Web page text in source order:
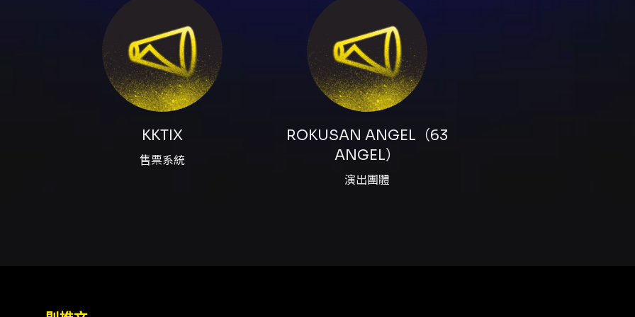
與其他規定： - 本節目採用文化部票券範本之方案二：消費者可在購買票券後 3 日內（不含購
額 5% 手續費。退票需依 KKTIX 規定辦理（未取票與已取票退票流程不同，信用卡刷退僅退回
止及調整演出內容之權利，演出時間可能因演員或製作運作情況調整；相關公告以活動官網及現
注意事項
重要注意事項： - 年齡限制：12 歲以下不得入場；一人一票，憑票入場。票券視同有價證券，
與遲到：每場開演前 30 分鐘開始入場，場館有遲到管制，逾時觀眾需遵守場方規定。 - 攝影與
器、自拍棒、腳架／一腳架；可更換鏡頭之單眼或任何可更換鏡頭之相機；GoPro、
鏡、隱藏式攝影器材；任何專業或肩扛式攝影機（如 FX3／FX6／BMPCC 等）等專業錄影設
放使用手機或固定鏡頭之數位相機（不可更換鏡頭）拍照或錄影。 - 全場禁止直播；部分演出
止拍攝段落被發現疑似偷拍，工作人員將確認並可要求刪除相關影像；情節嚴重或屢次違規者將
拍攝；避免高舉手機或長時間遮擋視線，以免影響後方觀眾觀賞權益。 - 身心障礙票券：僅限
KKTIX
售票系統
ROKUSAN ANGEL（63
ANGEL）
演出團體